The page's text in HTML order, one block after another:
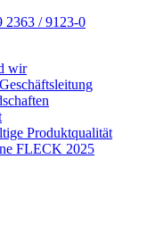
2363 / 9123-0
wir
Produktqualität
FLECK 2025